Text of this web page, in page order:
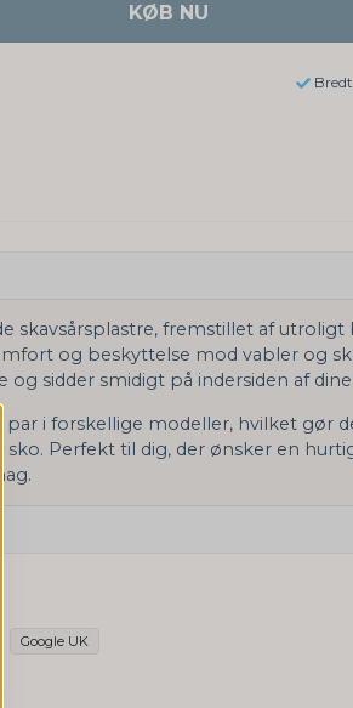
KØB NU
skavsårsplastre, fremstillet af utroligt
og beskyttelse mod vabler og
og sidder smidigt på indersiden af dine
par i forskellige modeller, hvilket gør
sko. Perfekt til dig, der ønsker en
produkt...
Google UK